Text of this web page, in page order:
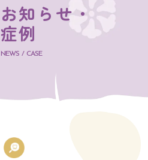
お知らせ・
症例
NEWS / CASE